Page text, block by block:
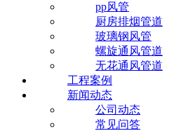
pp风管
厨房排烟管道
玻璃钢风管
螺旋通风管道
无花通风管道
工程案例
新闻动态
公司动态
常见问答